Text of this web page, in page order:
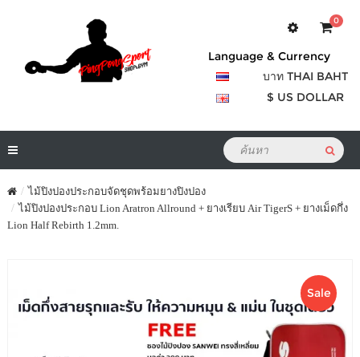
0
Language & Currency
บาท THAI BAHT
$ US DOLLAR
ไม้ปิงปองประกอบจัดชุดพร้อมยางปิงปอง
ไม้ปิงปองประกอบ Lion Aratron Allround + ยางเรียบ Air TigerS + ยางเม็ดกึ่ง
Lion Half Rebirth 1.2mm.
Sale